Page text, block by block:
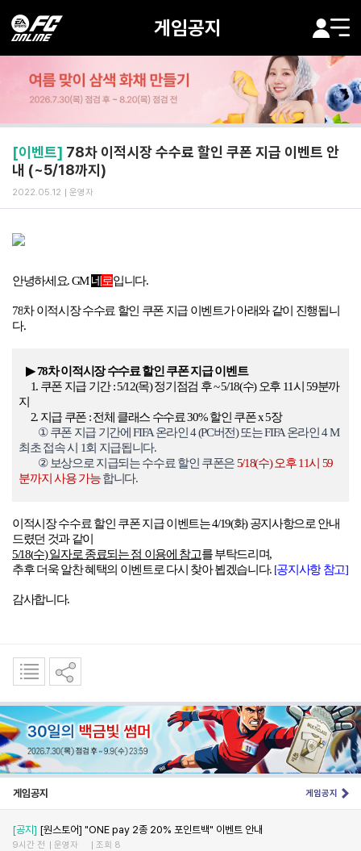
게임공지
[이벤트] 78차 이적시장 수수료 할인 쿠폰 지급 이벤트 안
내 (~5/18까지)
2022.05.12 운영자
안녕하세요. GM네 로입니다.
78차 이적시장 수수료 할인 쿠폰 지급 이벤트가 아래와 같이 진행됩니
다.
▶78차 이적시장 수수료 할인 쿠폰 지급 이벤트
1. 쿠폰 지급 기간: 5/12(목)정기점검 후~ 5/18(수) 오후11시 59분까
지
2. 지급 쿠폰:전체 클래스 수수료30%할인 쿠폰x 5장
①쿠폰 지급 기간에 FIFA온라인 4 (PC버전)또는FIFA온라인 4 M
최초 접속 시 1회 지급됩니다.
② 보상으로 지급되는 수수료 할인 쿠폰은5/18(수)오후11시 59
분까지 사용 가능합니다.
이적시장 수수료 할인 쿠폰 지급 이벤트는4/19(화)공지사항으로 안내
드렸던 것과 같이
5/18(수)일자로 종료되는 점 이용에 참고를 부탁드리며,
추후 더욱 알찬 혜택의 이벤트로 다시 찾아 뵙겠습니다. [공지사항 참고]
감사합니다.
게임공지 게임공지
[공지] [원스토어] "ONE pay 2종 20% 포인트백" 이벤트 안내
9시간 전 운영자 조회 8